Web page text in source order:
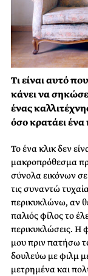
Τι είναι αυτό
κάνει να
ένας
όσο κρατάει ένα
Το ένα κλικ δεν
μακροπρόθεσμα
σύνολα εικόνων σε
τις συναντώ
περικυκλώνω, αν
παλιός φίλος το
περικυκλώσεις. Η
μου πριν πατήσω
δουλεύω με φιλμ
μετρημένα και